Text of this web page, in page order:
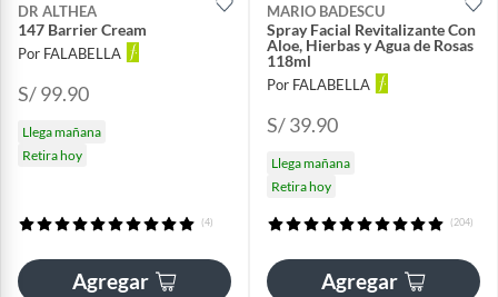
DR ALTHEA
147 Barrier Cream
Por FALABELLA
S/ 99.90
Llega mañana
Retira hoy
(4)
Agregar
MARIO BADESCU
Spray Facial Revitalizante Con
Aloe, Hierbas y Agua de Rosas
118ml
Por FALABELLA
S/ 39.90
Llega mañana
Retira hoy
(204)
Agregar